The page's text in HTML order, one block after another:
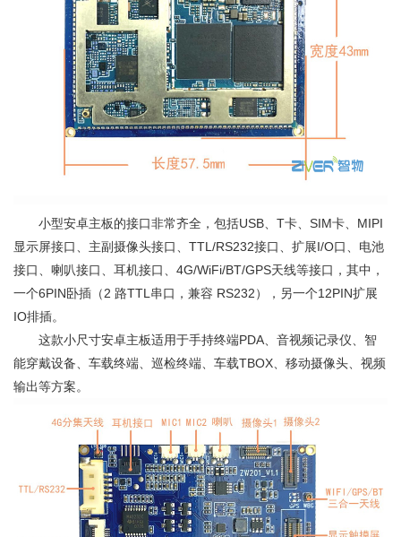
小型安卓主板的接口非常齐全，包括USB、T卡、SIM卡、MIPI
显示屏接口、主副摄像头接口、TTL/RS232接口、扩展I/O口、电池
接口、喇叭接口、耳机接口、4G/WiFi/BT/GPS天线等接口，其中，
一个6PIN卧插（2 路TTL串口，兼容 RS232），另一个12PIN扩展
IO排插。
这款小尺寸安卓主板适用于手持终端PDA、音视频记录仪、智
能穿戴设备、车载终端、巡检终端、车载TBOX、移动摄像头、视频
输出等方案。